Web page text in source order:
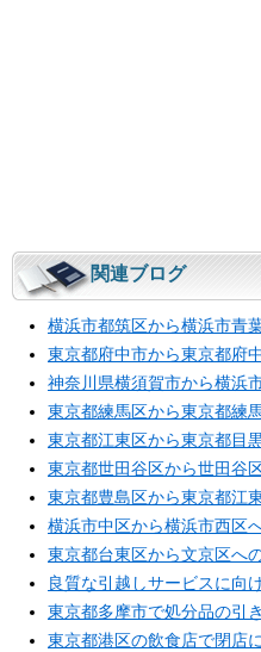
関連ブログ
横浜市都筑区から横浜市青
東京都府中市から東京都府
神奈川県横須賀市から横浜
東京都練馬区から東京都練
東京都江東区から東京都目
東京都世田谷区から世田谷
東京都豊島区から東京都江
横浜市中区から横浜市西区
東京都台東区から文京区へ
良質な引越しサービスに向
東京都多摩市で処分品の引
東京都港区の飲食店で閉店